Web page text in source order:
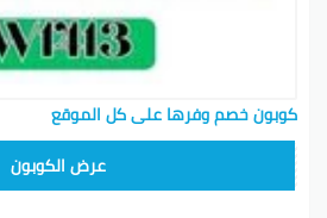
كوبون خصم وفرها على كل الموقع
عرض الكوبون